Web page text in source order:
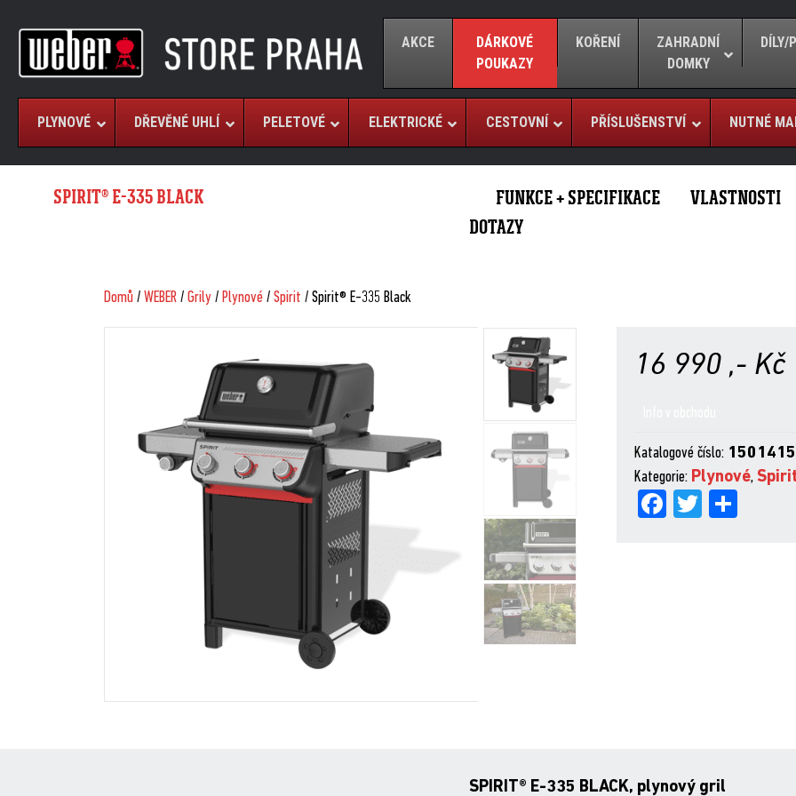
AKCE
DÁRKOVÉ
POUKAZY
KOŘENÍ
ZAHRADNÍ
DOMKY
DÍLY/
PLYNOVÉ DŘEVĚNÉ UHLÍ PELETOVÉ ELEKTRICKÉ CESTOVNÍ PŘÍSLUŠENSTVÍ NUTNÉ
SPIRIT® E-335 BLACK FUNKCE + SPECIFIKACE
VLASTNOSTI
DOTAZY
Domů/ WEBER/ Grily/ Plynové/ Spirit / Spirit® E-335 Black
16 990 ,- Kč
Katalogové číslo: 1501415
Kategorie: Plynové,
Fa
Tw
SPIRIT® E-335 BLACK, plynový gril